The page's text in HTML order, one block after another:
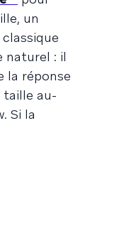
un
naturel : il
la réponse
taille au-
Si la